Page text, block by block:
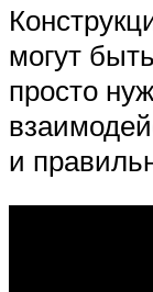
могут
просто
и